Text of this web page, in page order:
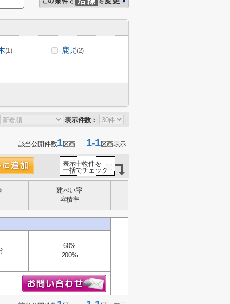
(1) 鹿児(2)
表示件数：
該当公開件数1区画1-1区画表示
表示中物件を
一括でチェック
建ぺい率
容積率
60%
200%